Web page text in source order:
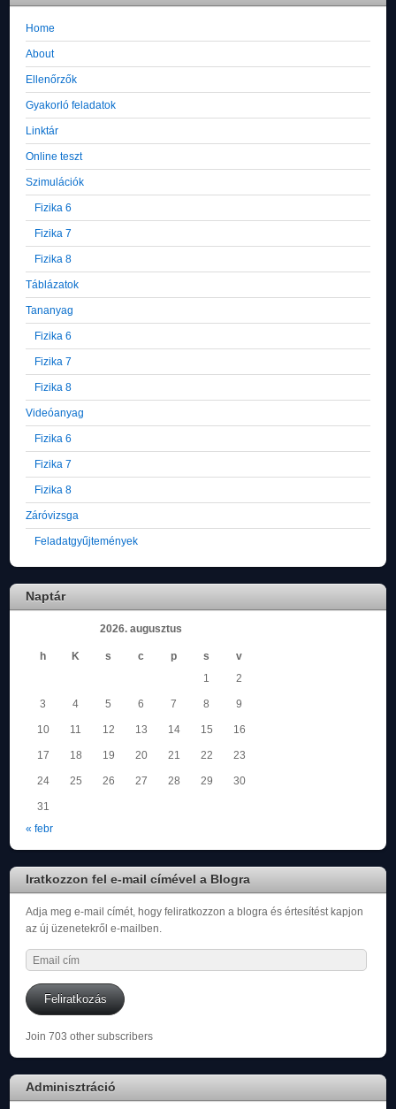
Home
About
Ellenőrzők
Gyakorló feladatok
Linktár
Online teszt
Szimulációk
Fizika 6
Fizika 7
Fizika 8
Táblázatok
Tananyag
Fizika 6
Fizika 7
Fizika 8
Videóanyag
Fizika 6
Fizika 7
Fizika 8
Záróvizsga
Feladatgyűjtemények
Naptár
2026. augusztus
h K s c p s
v
1
2
3 4 5 6 7 8 9
10 11 12 13 14 15 16
17 18 19 20 21 22 23
24 25 26 27 28 29 30
31
« febr
Iratkozzon fel e-mail címével a Blogra
Adja meg e-mail címét, hogy feliratkozzon a blogra és értesítést kapjon
az új üzenetekről e-mailben.
Email
cím
Feliratkozás
Join 703 other subscribers
Adminisztráció